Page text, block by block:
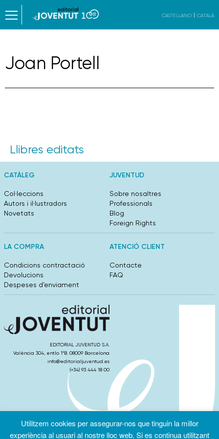
CASTELLANO CATALÀ
Joan Portell
Llibres editats
CATÀLEG
Col·leccions
Autors i il·lustradors
Novetats
JUVENTUD
Sobre nosaltres
Professionals
Blog
Foreign Rights
LA COMPRA
Condicions contractació
Devolucions
Despeses d’enviament
ATENCIÓ CLIENT
Contacte
FAQ
EDITORIAL JUVENTUD S.A.
València 304, entlo 1ºB. 08009 Barcelona
info@editorialjuventud.es
(+34) 93 444 18 00
Condicions
Política de
Política de
cookies
Utilitzem cookies per assegurar-nos que tinguin la millor
experiència al usuari al nostre lloc web. Si es continua utilitzant